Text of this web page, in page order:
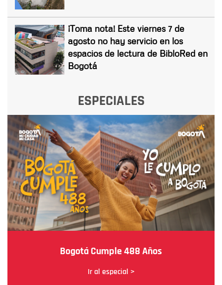
¡Toma nota! Este viernes 7 de
agosto no hay servicio en los
espacios de lectura de BibloRed en
Bogotá
ESPECIALES
Bogotá Cumple 488 Años
Ir al especial >